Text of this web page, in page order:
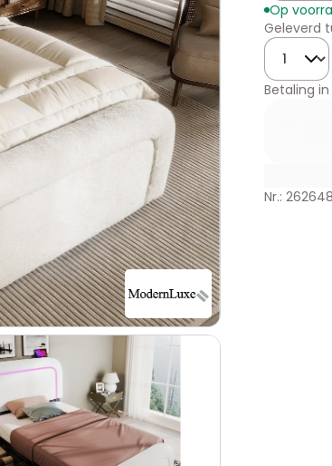
Op
Geleverd
Betaling in
Nr.: